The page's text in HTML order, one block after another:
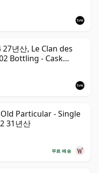
년산, Le Clan des
Bottling - Cask
Particular - Single
31년산
무료 배송